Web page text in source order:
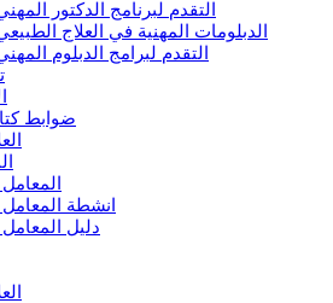
التقدم لبرنامج الدكتور
الدبلومات المهنية في العلاج
التقدم لبرامج الدبلوم
ضوابط
انشطة المعامل
دليل المعامل